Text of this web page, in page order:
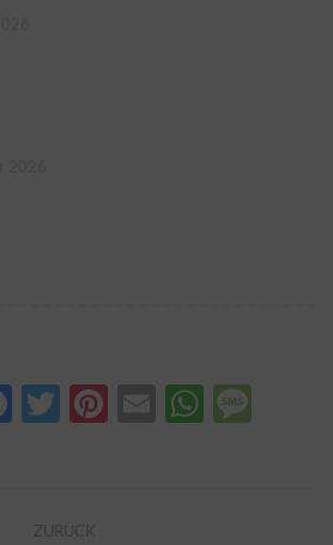
Facebook
Twitter
Pinterest
Email
ZURÜCK